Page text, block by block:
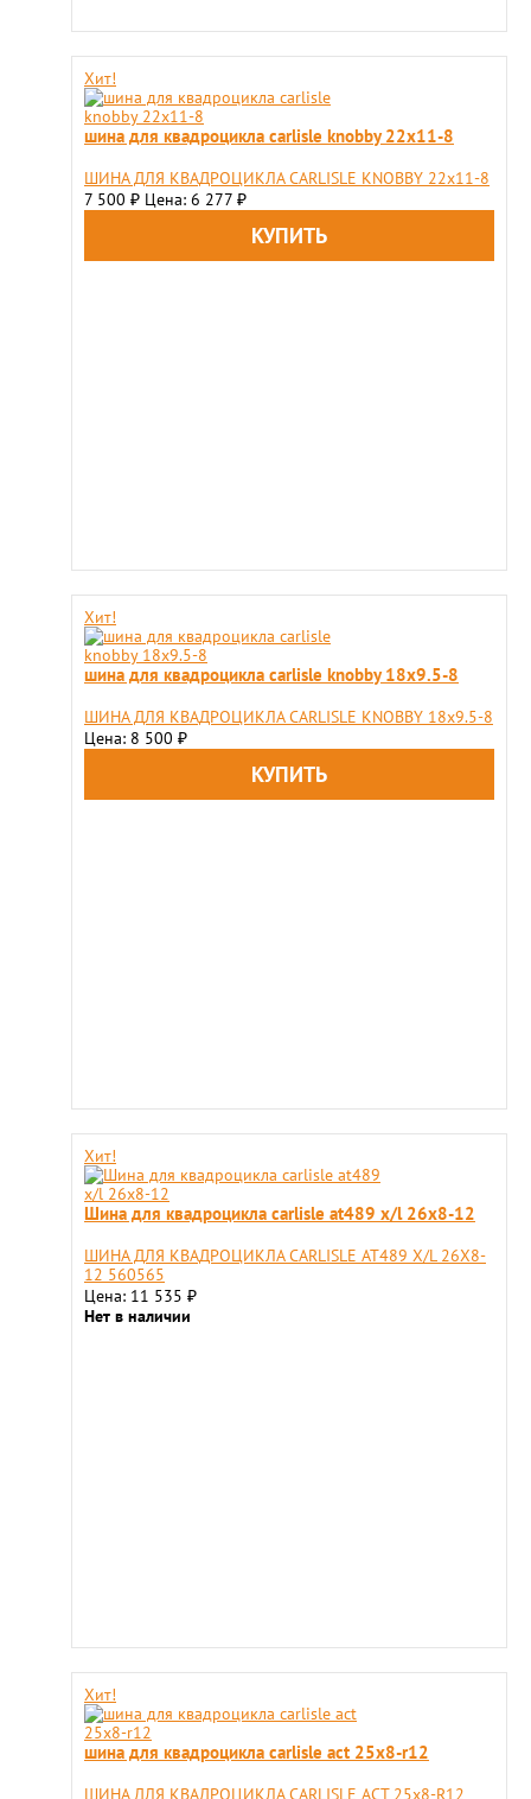
Хит!
шина для квадроцикла carlisle knobby 22x11-8
ШИНА ДЛЯ КВАДРОЦИКЛА CARLISLE KNOBBY 22x11-8
7 500 ₽ Цена: 6 277 ₽
Хит!
шина для квадроцикла carlisle knobby 18x9.5-8
ШИНА ДЛЯ КВАДРОЦИКЛА CARLISLE KNOBBY 18x9.5-8
Цена: 8 500 ₽
Хит!
Шина для квадроцикла carlisle at489 x/l 26x8-12
ШИНА ДЛЯ КВАДРОЦИКЛА CARLISLE AT489 X/L 26X8-
12 560565
Цена: 11 535 ₽
Нет в наличии
Хит!
шина для квадроцикла carlisle act 25x8-r12
ШИНА ДЛЯ КВАДРОЦИКЛА CARLISLE ACT 25x8-R12